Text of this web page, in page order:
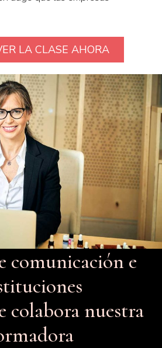
LA CLASE AHORA
comunicación e
colabora nuestra